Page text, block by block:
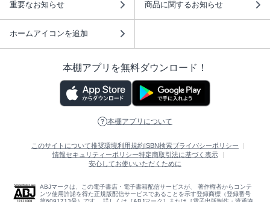
重要なお知らせ 商品に関するお知らせ
ホームアイコンを追加
本棚アプリを無料ダウンロード！
本棚アプリについて
このサイトについて推奨環境利用規約ISBN検索プライバシーポリシー
情報セキュリティーポリシー特定商取引法に基づく表示
安心してお使いいただくために
ABJマークは、この電子書店・電子書籍配信サービスが、 著作権者からコンテ
ンツ使用許諾を得た正規版配信サービスであることを示す登録商標（登録番号